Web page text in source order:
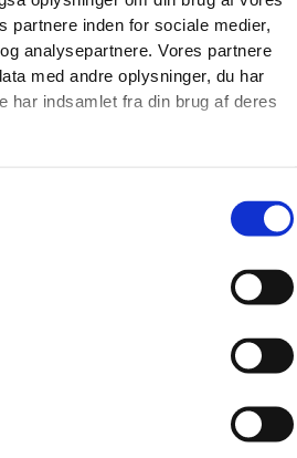
partnere inden for sociale medier,
analysepartnere. Vores partnere
med andre oplysninger, du har
har indsamlet fra din brug af deres